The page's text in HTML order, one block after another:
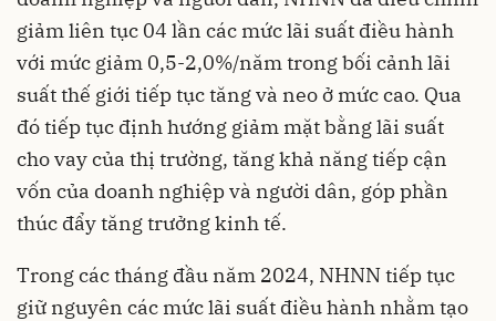
giảm liên tục 04 lần các mức lãi suất điều hành
với mức giảm 0,5-2,0%/năm trong bối cảnh lãi
suất thế giới tiếp tục tăng và neo ở mức cao. Qua
đó tiếp tục định hướng giảm mặt bằng lãi suất
cho vay của thị trường, tăng khả năng tiếp cận
vốn của doanh nghiệp và người dân, góp phần
thúc đẩy tăng trưởng kinh tế.
Trong các tháng đầu năm 2024, NHNN tiếp tục
giữ nguyên các mức lãi suất điều hành nhằm tạo